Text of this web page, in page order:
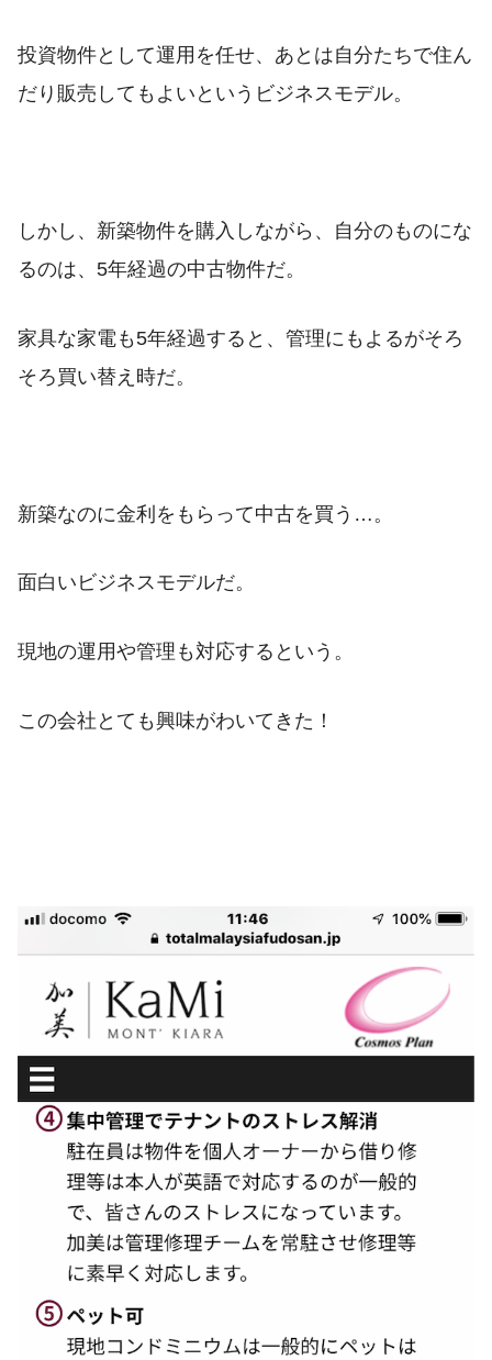
投資物件として運用を任せ、あとは自分たちで住ん
だり販売してもよいというビジネスモデル。
しかし、新築物件を購入しながら、自分のものにな
るのは、5年経過の中古物件だ。
家具な家電も5年経過すると、管理にもよるがそろ
そろ買い替え時だ。
新築なのに金利をもらって中古を買う…。
面白いビジネスモデルだ。
現地の運用や管理も対応するという。
この会社とても興味がわいてきた！